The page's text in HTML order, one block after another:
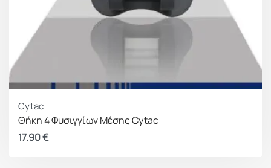
Cytac
Θήκη 4 Φυσιγγίων Μέσης Cytac
17.90€